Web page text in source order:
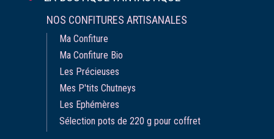
NOS CONFITURES ARTISANALES
Ma Confiture
Ma Confiture Bio
Les Précieuses
Mes P'tits Chutneys
Les Ephémères
Sélection pots de 220 g pour coffret